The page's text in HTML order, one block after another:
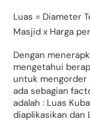
Luas = Diameter
Masjid x Harga
Dengan
mengetahui
untuk mengorder
ada sebagian
adalah : Luas
diaplikasikan dan